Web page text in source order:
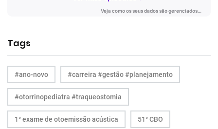
Tags
#ano-novo #carreira #gestão #planejamento
#otorrinopediatra #traqueostomia
1° exame de otoemissão acústica 51° CBO